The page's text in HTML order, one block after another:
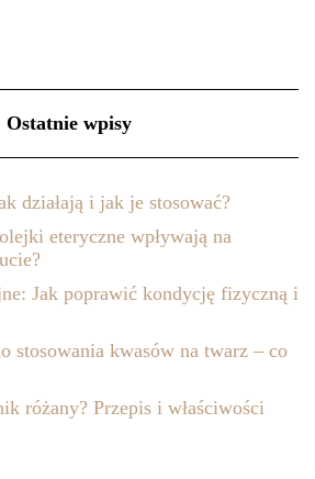
Ostatnie wpisy
działają i jak je stosować?
eteryczne wpływają na
Jak poprawić kondycję fizyczną i
stosowania kwasów na twarz – co
różany? Przepis i właściwości